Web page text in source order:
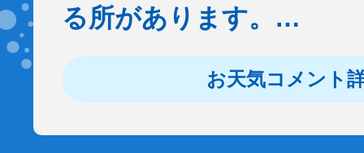
る所があります。…
お天気コメント